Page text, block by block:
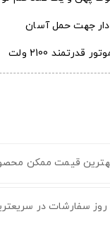
جهت حمل آسان
2100 ولت
بهترین قیمت ممکن
روز سفارشات در